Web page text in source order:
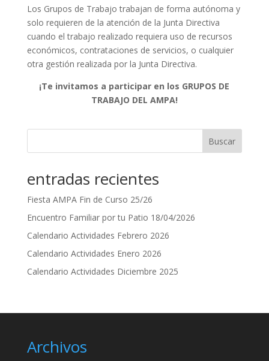
Los Grupos de Trabajo trabajan de forma autónoma y
solo requieren de la atención de la Junta Directiva
cuando el trabajo realizado requiera uso de recursos
económicos, contrataciones de servicios, o cualquier
otra gestión realizada por la Junta Directiva.
¡Te invitamos a participar en los GRUPOS DE
TRABAJO DEL AMPA!
Buscar
entradas recientes
Fiesta AMPA Fin de Curso 25/26
Encuentro Familiar por tu Patio 18/04/2026
Calendario Actividades Febrero 2026
Calendario Actividades Enero 2026
Calendario Actividades Diciembre 2025
Archivos